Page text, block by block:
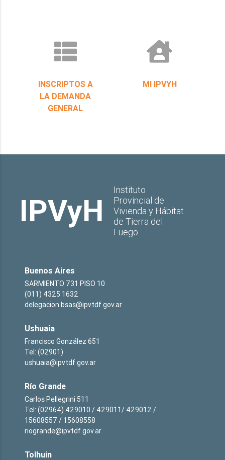
INSCRIPTOS A
LA DEMANDA
GENERAL
MI IPVYH
IPVyH
Instituto
Provincial de
Vivienda y Hábitat
de Tierra del
Fuego
Buenos Aires
SARMIENTO 731 PISO 10
(011) 4325 1632
delegacion.bsas@ipvtdf.gov.ar
Ushuaia
Francisco González 651
Tel: (02901)
ushuaia@ipvtdf.gov.ar
Río Grande
Carlos Pellegrini 511
Tel: (02964) 429010 / 429011/ 429012 /
15608557 / 15608558
riogrande@ipvtdf.gov.ar
Tolhuin